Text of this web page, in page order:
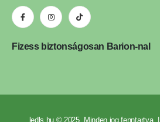
Fizess biztonságosan Barion-nal
ledls.hu © 2025. Minden jog fenntartva.